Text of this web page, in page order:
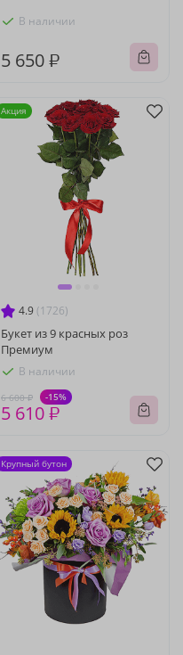
В наличии
5 650 ₽
4.9 (1726)
Букет из 9 красных роз
Премиум
В наличии
6 600 ₽ -15%
5 610 ₽
Акция
Крупный бутон